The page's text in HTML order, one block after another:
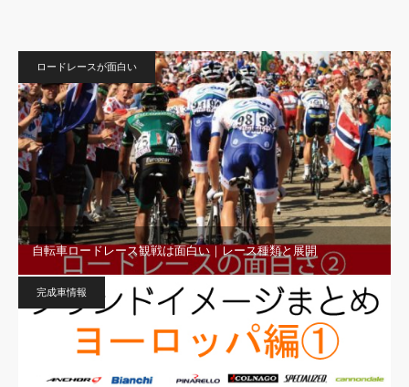
ロードレースが面白い
自転車ロードレース観戦は面白い｜レース種類と展開
完成車情報